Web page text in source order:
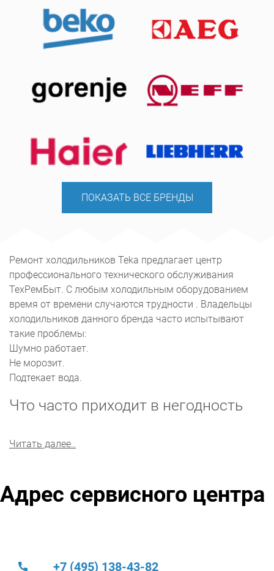
ПОКАЗАТЬ ВСЕ БРЕНДЫ
Ремонт холодильников Teka предлагает центр
профессионального технического обслуживания
ТехРемБыт. С любым холодильным оборудованием
время от времени случаются трудности . Владельцы
холодильников данного бренда часто испытывают
такие проблемы:
Шумно работает.
Не морозит.
Подтекает вода.
Что часто приходит в негодность
Наши специалисты быстро найдут причину поломки, и
или фильтра . Также нередко приходится
ремонтировать мотор-компрессор и электронный
всегда находят неисправность. Все работы
Читать далее..
Адрес сервисного центра
+7 (495) 138-43-82